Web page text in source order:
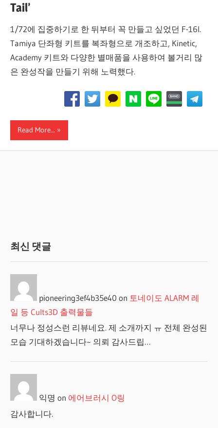
Tail’
1/72에 집중하기로 한 뒤부터 꼭 만들고 싶었던 F-16I.
Tamiya 단좌형 키트를 복좌형으로 개조하고, Kinetic,
Academy 키트와 다양한 별매품을 사용하여 볼거리 많
은 완성작을 만들기 위해 노력했다.
Read More...
최신 댓글
pioneering3ef4b35e40 on 토네이도 ALARM 레
일 등 Cults3D 출력물들
너무나 정성스런 리뷰네요. 제 소개까지 ㅠ 전체 완성된
모습 기대하겠습니다~ 의뢰 감사드립…
익명 on 에어브러시 O링
감사합니다.